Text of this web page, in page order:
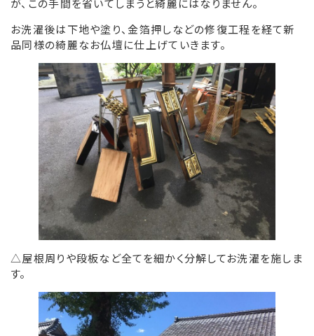
お洗濯後は下地や塗り、金箔押しなどの修復工程を経て新
品同様の綺麗なお仏壇に仕上げていきます。
△屋根周りや段板など全てを細かく分解してお洗濯を施しま
す。